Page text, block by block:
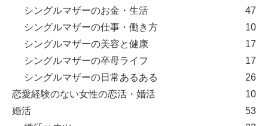
シングルマザーのお金・生活
47
シングルマザーの仕事・働き方
10
シングルマザーの美容と健康
17
シングルマザーの卒母ライフ
17
シングルマザーの日常あるある
26
恋愛経験のない女性の恋活・婚活
10
婚活
53